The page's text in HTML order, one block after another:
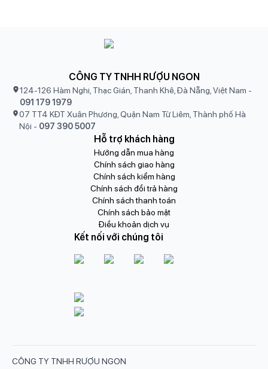
CÔNG TY TNHH RƯỢU NGON
124-126 Hàm Nghi, Thạc Gián, Thanh Khê, Đà Nẵng, Việt Nam -
091 179 1979
07 TT4 KĐT Xuân Phương, Quận Nam Từ Liêm, Thành phố Hà
Nội - 097 390 5007
Hỗ trợ khách hàng
Hướng dẫn mua hàng
Chính sách giao hàng
Chính sách kiểm hàng
Chính sách đổi trả hàng
Chính sách thanh toán
Chính sách bảo mật
Điều khoản dịch vụ
Kết nối với chúng tôi
CÔNG TY TNHH RƯỢU NGON